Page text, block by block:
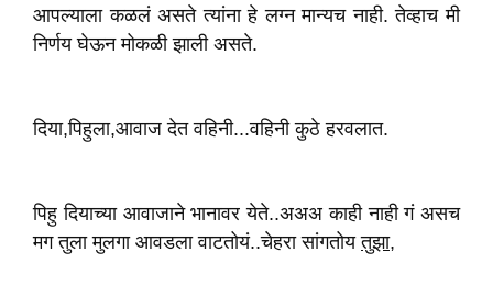
आपल्याला कळलं असते त्यांना हे लग्न मान्यच नाही. तेव्हाच मी
निर्णय घेऊन मोकळी झाली‌ असते.
दिया,पिहुला,आवाज देत वहिनी...वहिनी कुठे हरवलात.
पिहु दियाच्या आवाजाने भानावर येते..अअअ काही नाही गं असच
मग तुला मुलगा आवडला वाटतोयं..चेहरा सांगतोयतुझा,